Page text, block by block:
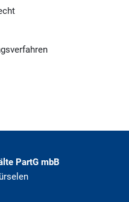
PartG mbB